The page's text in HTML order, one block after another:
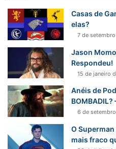
Casas de
elas?
7 de
Jason
Respondeu!
15 de janeiro
Anéis de
6 de
O
mais fraco